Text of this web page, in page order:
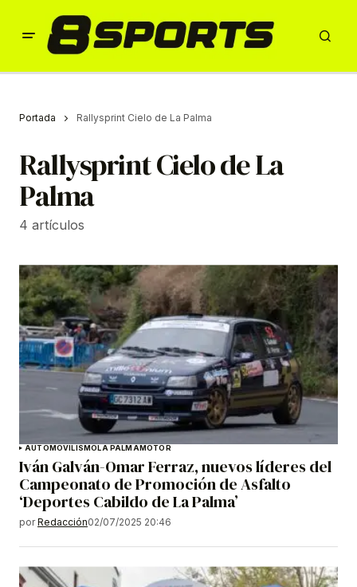
Portada Rallysprint Cielo de La Palma
Rallysprint Cielo de La
Palma
4 artículos
AUTOMOVILISMOLA PALMAMOTOR
Iván Galván-Omar Ferraz, nuevos líderes del
Campeonato de Promoción de Asfalto
‘Deportes Cabildo de La Palma’
por Redacción02/07/2025 20:46